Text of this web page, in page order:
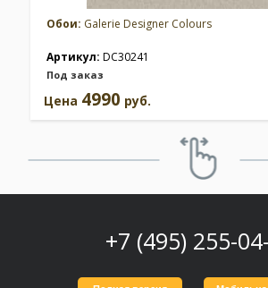
Обои: Galerie Designer Colours
Артикул: DC30241
Под заказ
Цена 4990 руб.
+7 (495) 255-